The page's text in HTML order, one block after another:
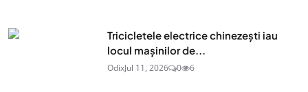
Tricicletele electrice chinezești iau
locul mașinilor de...
OdixJul 11, 2026 0 6